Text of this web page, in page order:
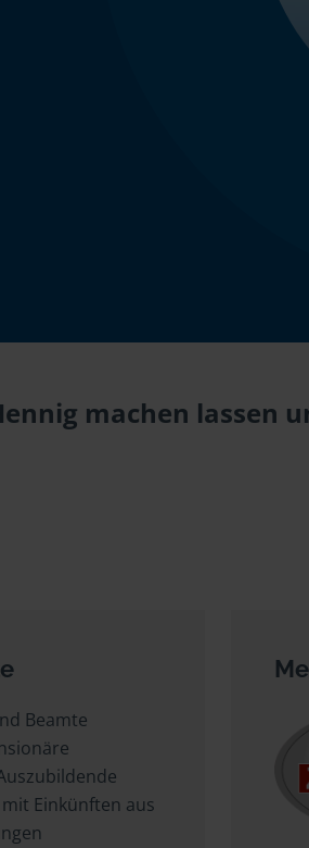
machen lassen
Beamte
Einkünften aus